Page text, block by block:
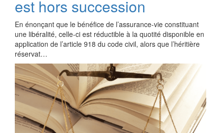
est hors succession
En énonçant que le bénéfice de l’assurance-vie constituant
une libéralité, celle-ci est réductible à la quotité disponible en
application de l’article 918 du code civil, alors que l’héritière
réservat…